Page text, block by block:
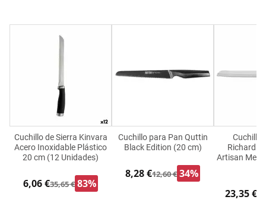
Cuchillo de Sierra Kinvara
Acero Inoxidable Plástico
20 cm (12 Unidades)
6,06 €35,65 € 83%
Cuchillo para Pan Quttin
Black Edition (20 cm)
8,28 €12,60 € 34%
Cuchillo
Artisan
23,35 €